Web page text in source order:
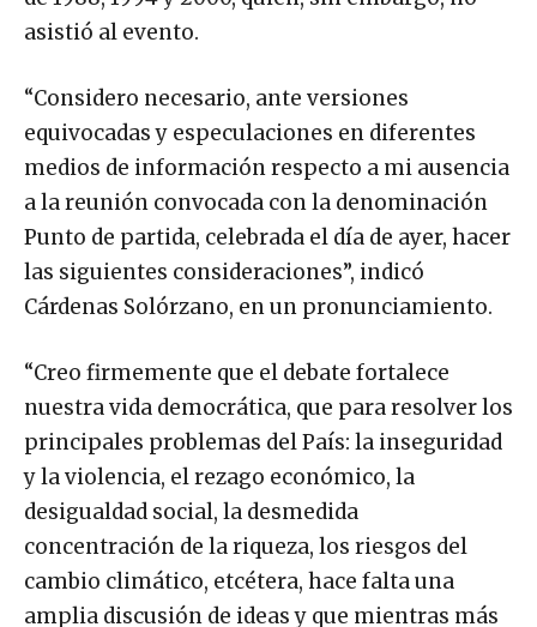
asistió al evento.
“Considero necesario, ante versiones
equivocadas y especulaciones en diferentes
medios de información respecto a mi ausencia
a la reunión convocada con la denominación
Punto de partida, celebrada el día de ayer, hacer
las siguientes consideraciones”, indicó
Cárdenas Solórzano, en un pronunciamiento.
“Creo firmemente que el debate fortalece
nuestra vida democrática, que para resolver los
principales problemas del País: la inseguridad
y la violencia, el rezago económico, la
desigualdad social, la desmedida
concentración de la riqueza, los riesgos del
cambio climático, etcétera, hace falta una
amplia discusión de ideas y que mientras más